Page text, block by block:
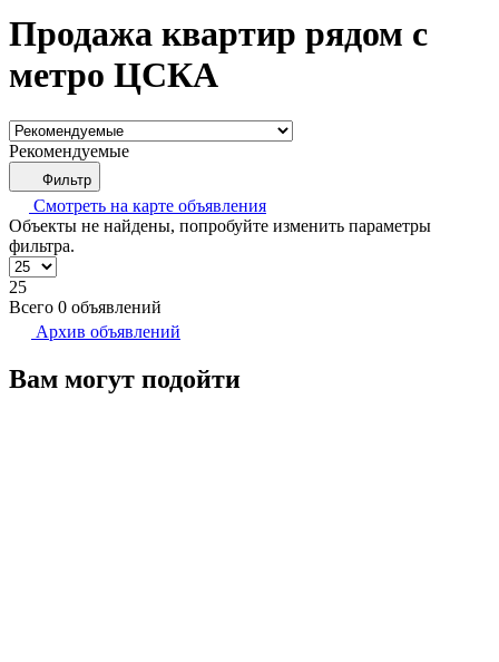
Продажа квартир рядом с
метро ЦСКА
Рекомендуемые
Фильтр
Смотреть на карте объявления
Объекты не найдены, попробуйте изменить параметры
фильтра.
25
Всего 0 объявлений
Архив объявлений
Вам могут подойти